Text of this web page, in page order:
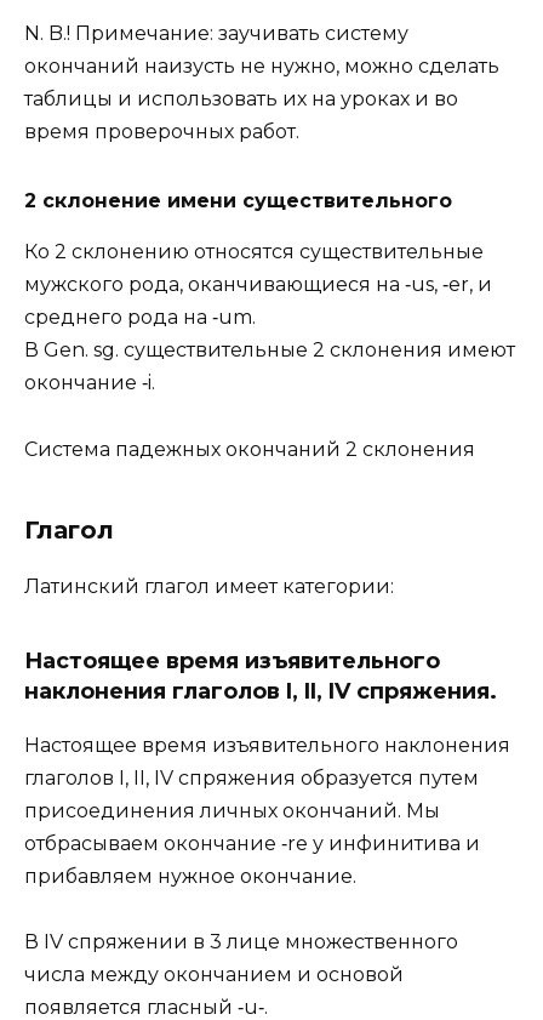
N. B.! Примечание: заучивать систему
окончаний наизусть не нужно, можно сделать
таблицы и использовать их на уроках и во
время проверочных работ.
2 склонение имени существительного
Ко 2 склонению относятся существительные
мужского рода, оканчивающиеся на ‑us, ‑er, и
среднего рода на ‑um.
В Gen. sg. существительные 2 склонения имеют
окончание ‑i.
Система падежных окончаний 2 склонения
Глагол
Латинский глагол имеет категории:
Настоящее время изъявительного
наклонения глаголов I, II, IV спряжения.
Настоящее время изъявительного наклонения
глаголов I, II, IV спряжения образуется путем
присоединения личных окончаний. Мы
отбрасываем окончание ‑re у инфинитива и
прибавляем нужное окончание.
В IV спряжении в 3 лице множественного
числа между окончанием и основой
появляется гласный ‑u‑.